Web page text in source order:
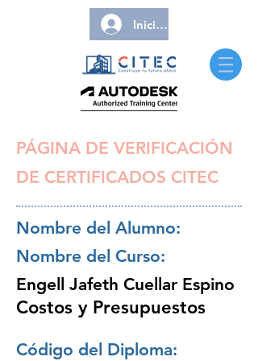
Iniciar sesión
PÁGINA DE VERIFICACIÓN
DE CERTIFICADOS CITEC
Nombre del Alumno:
Nombre del Curso:
Engell Jafeth Cuellar Espino
Costos y Presupuestos
Código del Diploma: